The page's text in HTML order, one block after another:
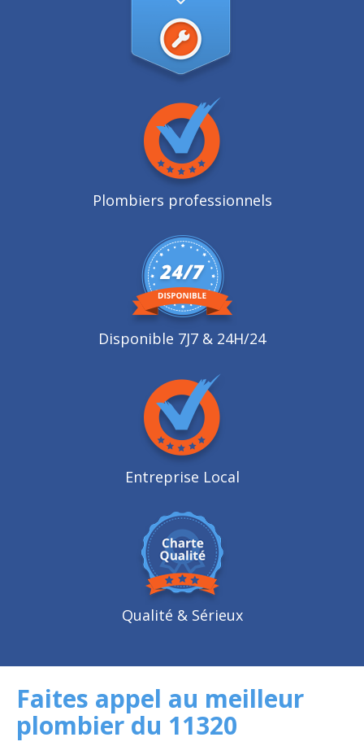
Plombiers professionnels
Disponible 7J7 & 24H/24
Entreprise Local
Qualité & Sérieux
Faites appel au meilleur
plombier du 11320